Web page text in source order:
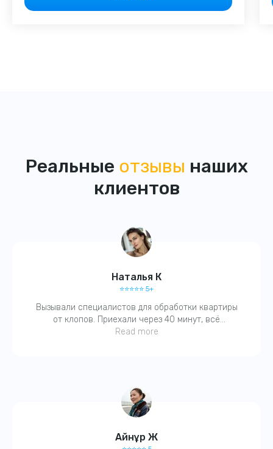
Реальные отзывы наших
клиентов
Наталья К
⭐️⭐️⭐️⭐️⭐️ 5+
Вызывали специалистов для обработки квартиры
от клопов. Приехали через 40 минут, всё
объяснили, обработали, запаха почти не было.
Read more
Айнұр Ж
при первом
обращении!